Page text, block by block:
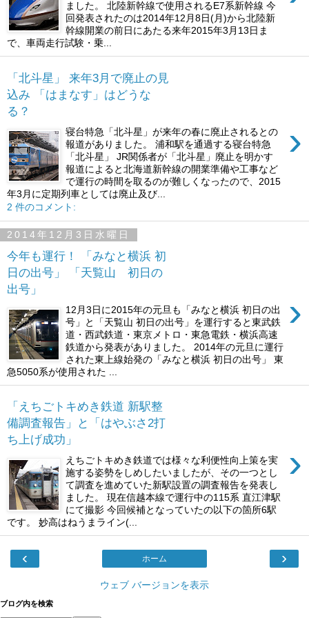
ました。 北陸新幹線で使用されるE7系新幹線 今
回発表されたのは2014年12月8日(月)から北陸新
幹線開業の前日にあたる来年2015年3月13日ま
で、車両走行試験・乗...
「北斗星」 来年3月で廃止の見
込み 「はまなす」はどうな
る？
›
寝台特急「北斗星」が来年の春に廃止されるとの
報道がありました。 浦和駅を通過する寝台特急
「北斗星」 JR関係者が「北斗星」廃止を明かす
報道によると北海道新幹線の開業準備や工事など
で運行の時間を取るのが難しくなったので、2015
年3月に定期列車としては廃止及び...
2 件のコメント:
2014年12月3日水曜日
今年も運行！ 「みなと横浜 初
日の出号」 「天覧山 初日の
出号」
›
12月3日に2015年の元旦も「みなと横浜 初日の出
号」と「天覧山 初日の出号」を運行すると東武鉄
道・西武鉄道・東京メトロ・東急電鉄・横浜高速
鉄道から発表がありました。 2014年の元旦に運行
された東上線始発の「みなと横浜 初日の出号」 東
急5050系が使用された ...
「えちごトキめき鉄道 新駅整
備調査報告」と「はやぶさ2打
ち上げ成功」
›
えちごトキめき鉄道では様々な利便性向上策を実
施する姿勢をしめしたいましたが、その一つとし
て調査を進めていた新駅設置の調査報告を発表し
ました。 現在信越本線で運行中の115系 直江津駅
にて撮影 今回候補となっていたの以下の箇所6駅
です。 妙高はねうまライン(...
‹ ›
ホーム
ウェブ バージョンを表示
ブログ内を検索